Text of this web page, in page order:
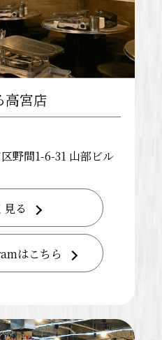
高宮店
野間1-6-31 山部ビル
る
はこちら